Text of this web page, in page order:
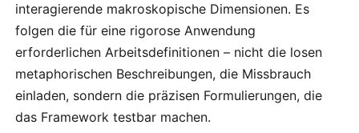
interagierende makroskopische Dimensionen. Es
folgen die für eine rigorose Anwendung
erforderlichen Arbeitsdefinitionen – nicht die losen
metaphorischen Beschreibungen, die Missbrauch
einladen, sondern die präzisen Formulierungen, die
das Framework testbar machen.